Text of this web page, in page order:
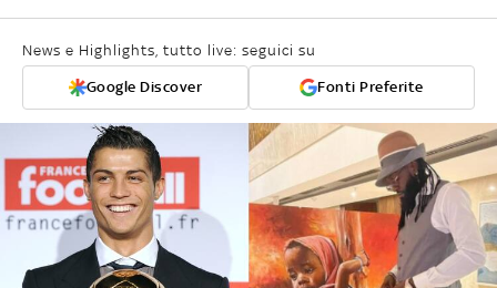
News e Highlights, tutto live: seguici su
Google Discover Fonti Preferite